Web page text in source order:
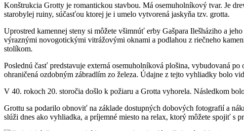
Konštrukcia Grotty je romantickou stavbou. Má osemuholníkový tvar. Je
starobylej ruiny, súčasťou ktorej je i umelo vytvorená jaskyňa tzv. grotta.
Uprostred kamennej steny si môžete všimnúť erby Gašpara Ilešháziho a
výraznými novogotickými vitrážovými oknami a podlahou z riečneho
stolíkom.
Poslednú časť predstavuje externá osemuholníková plošina, vybudovaná
ohraničená ozdobným zábradlím zo železa. Údajne z tejto vyhliadky bolo
V 40. rokoch 20. storočia došlo k požiaru a Grotta vyhorela. Následkom
Grottu sa podarilo obnoviť na základe dostupných dobových fotografií a
slúži dnes ako vyhliadka, a príjemné miesto na relax, ktorý môžete spojiť s